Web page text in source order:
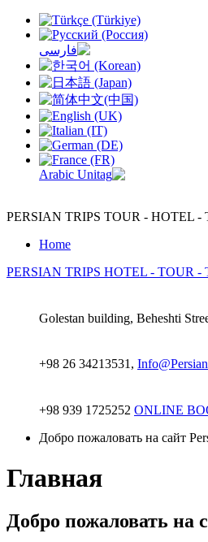
PERSIAN TRIPS TOUR - HOTEL -
Home
PERSIAN TRIPS HOTEL - TOUR -
Golestan building, Beheshti
+98 26 34213531,
+98 939 1725252 ONLINE
Добро пожаловать на сайт
Главная
Добро пожаловать на